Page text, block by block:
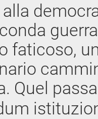
faticoso,
Quel